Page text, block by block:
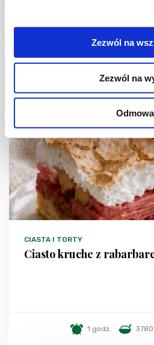
Zezwól na
Zezwól na
Odmowa
4949
CIASTA I TORTY
Ciasto kruche z
1 godz.